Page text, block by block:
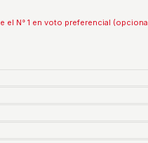
el N° 1 en voto preferencial